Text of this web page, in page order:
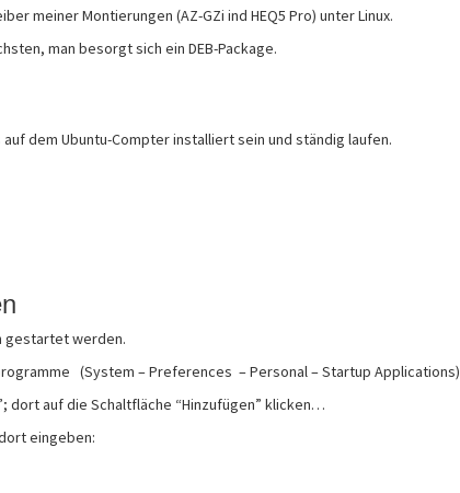
meiner Montierungen (AZ-GZi ind HEQ5 Pro) unter Linux.
man besorgt sich ein DEB-Package.
dem Ubuntu-Compter installiert sein und ständig laufen.
gestartet werden.
(System – Preferences – Personal – Startup Applications)
dort auf die Schaltfläche “Hinzufügen” klicken…
eingeben: